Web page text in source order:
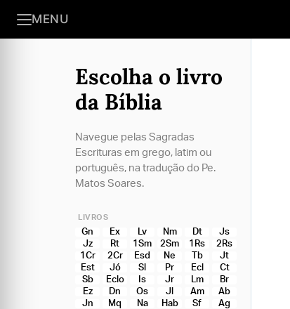
MENU
Escolha o livro
da Bíblia
Navegue pelas Sagradas
Escrituras em grego, latim ou
português, na tradução do Pe.
Matos Soares.
LIVROS
Gn Ex Lv Nm Dt
Js
Jz
Rt 1Sm 2Sm 1Rs
2Rs
1Cr
2Cr Esd Ne Tb
Jt
Est
Jó Sl Pr Ecl
Ct
Sb
Eclo Is Jr Lm
Br
Ez
Dn Os Jl Am
Ab
Jn
Mq Na Hab Sf
Ag